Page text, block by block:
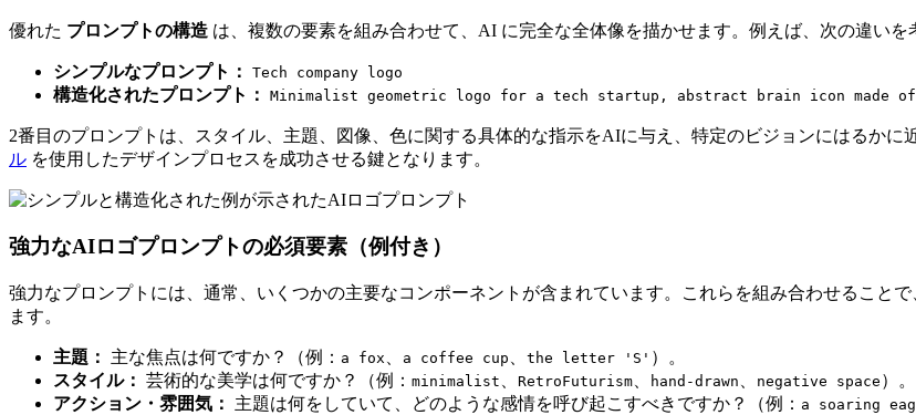
優れた プロンプトの構造 は、複数の要素を組み合わせて、AI に完全な全体像を描かせます。例えば、次の違いを
シンプルなプロンプト： Tech company logo
構造化されたプロンプト： Minimalist geometric logo for a tech startup, abstract brain icon
2番目のプロンプトは、スタイル、主題、図像、色に関する具体的な指示をAIに与え、特定のビジョンにはるか
ル を使用したデザインプロセスを成功させる鍵となります。
強力なAIロゴプロンプトの必須要素（例付き）
強力なプロンプトには、通常、いくつかの主要なコンポーネントが含まれています。これらを組み合わせること
ます。
主題： 主な焦点は何ですか？（例： a fox a coffee cup the letter 'S' ）。
スタイル： 芸術的な美学は何ですか？（例： minimalist RetroFuturism hand-drawn negative space ）。
アクション・雰囲気：
主題は何をしていて、どのような感情を呼び起こすべきですか？（例： a soaring